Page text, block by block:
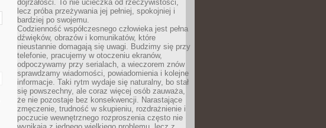
dojrzałości. To nie ucieczka od rzeczywistości,
lecz próba przeżywania jej pełniej, spokojniej i
bardziej po swojemu.
Codzienność współczesnego człowieka jest pełna
dźwięków, obrazów i komunikatów, które
nieustannie domagają się uwagi. Budzimy się przy
telefonie, pracujemy w otoczeniu ekranów,
odpoczywamy przy serialach, a wieczorem znów
sprawdzamy wiadomości, powiadomienia i kolejne
informacje. Taki rytm wydaje się naturalny, bo stał
się powszechny, ale coraz więcej osób zauważa,
że nie pozostaje bez konsekwencji. Narastające
zmęczenie, trudność w skupieniu, rozdrażnienie i
poczucie wewnętrznego rozproszenia często nie